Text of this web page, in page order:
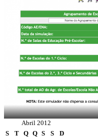
Abril 2012
S
T Q Q S S
D